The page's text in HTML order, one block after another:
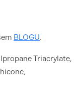
BLOGU.
Triacrylate,